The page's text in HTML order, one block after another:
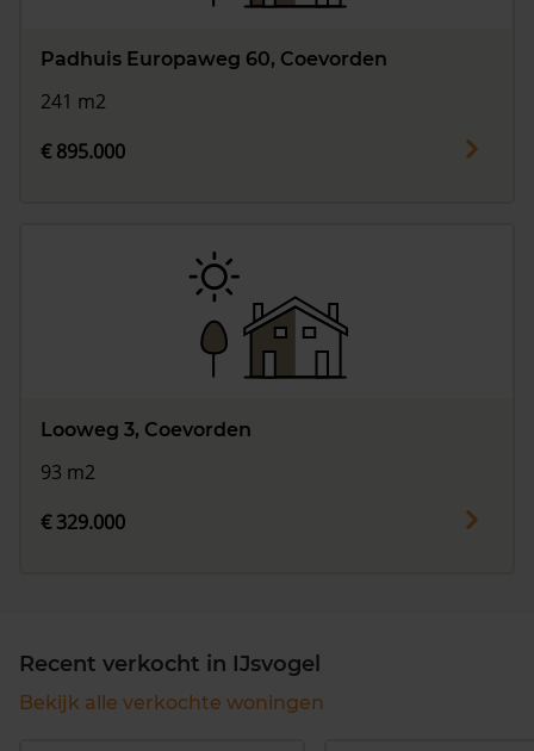
Padhuis Europaweg 60, Coevorden
241 m2
€ 895.000
Looweg 3, Coevorden
93 m2
€ 329.000
Recent verkocht in IJsvogel
Bekijk alle verkochte woningen